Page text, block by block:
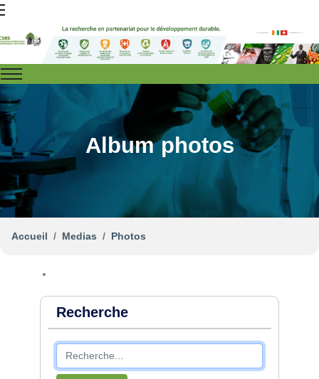
Album photos
Accueil Medias Photos
Recherche